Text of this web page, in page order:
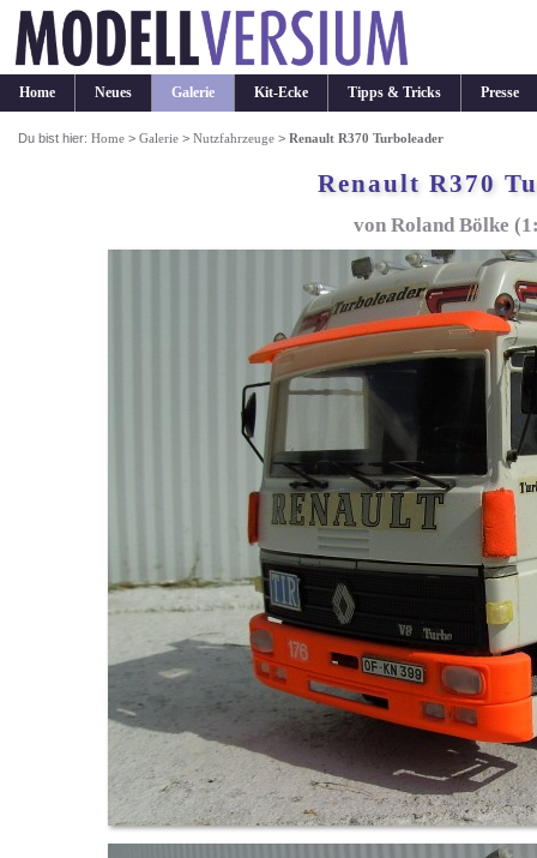
Home Neues Galerie Kit-Ecke Tipps & Tricks Presse
Du bist hier:Home >Galerie >Nutzfahrzeuge >Renault R370 Turboleader
Renault R370
von Roland Bölke